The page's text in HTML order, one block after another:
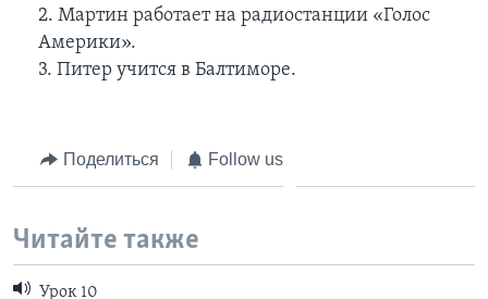
2. Мартин работает на радиостанции «Голос
Америки».
3. Питер учится в Балтиморе.
Поделиться Follow us
Читайте также
Урок 10